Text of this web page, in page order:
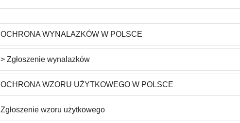
OCHRONA WYNALAZKÓW W POLSCE
> Zgłoszenie wynalazków
OCHRONA WZORU UŻYTKOWEGO W POLSCE
Zgłoszenie wzoru użytkowego